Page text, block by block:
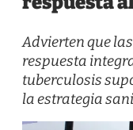
Advierten que
respuesta
tuberculosis
la estrategia